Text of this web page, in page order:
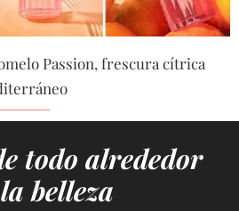
Passion, frescura cítrica
todo alrededor
belleza